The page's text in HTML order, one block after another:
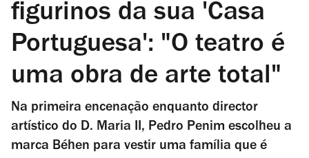
figurinos da sua 'Casa
Portuguesa': "O teatro é
uma obra de arte total"
Na primeira encenação enquanto director
artístico do D. Maria II, Pedro Penim escolheu a
marca Béhen para vestir uma família que é